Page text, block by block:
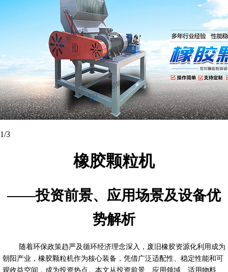
2/3
橡胶颗粒机
——投资前景、应用场景及设备优
势解析
随着环保政策趋严及循环经济理念深入，废旧橡胶资源化利用成为
朝阳产业，橡胶颗粒机作为核心装备，凭借广泛适配性、稳定性能和可
观收益空间，成为投资热点。本文从投资前景、应用领域、适用物料、